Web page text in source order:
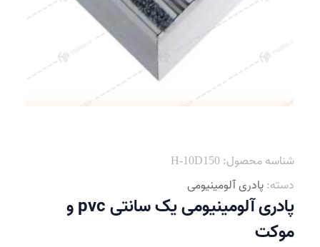
شناسه محصول: H-10D150
دسته:پادری آلومینیومی
پادری آلومینیومی یک سانتی pvc و
موکت